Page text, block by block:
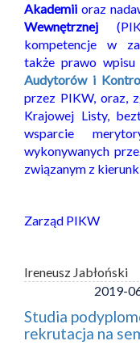
Akademii oraz
Wewnętrznej
kompetencje w
także prawo wpisu
Audytorów i
przez PIKW, oraz,
Krajowej Listy,
wsparcie
wykonywanych
związanym z
Zarząd PIKW
Ireneusz Jabłoński
2019-
Studia
rekrutacja na